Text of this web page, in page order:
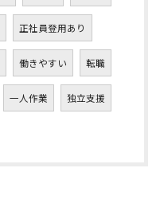
正社員登用あり
働きやすい 転職
一人作業 独立支援